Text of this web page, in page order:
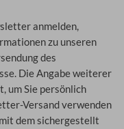
anmelden,
zu unseren
des
Die Angabe weiterer
um Sie persönlich
Versand verwenden
dem sichergestellt